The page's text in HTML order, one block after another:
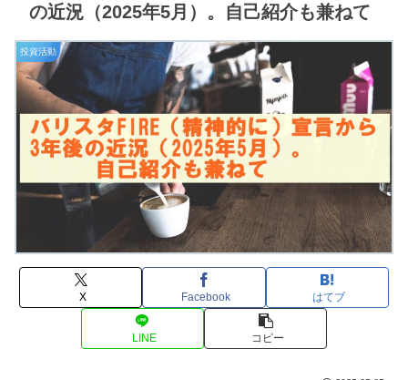
の近況（2025年5月）。自己紹介も兼ねて
投資活動
X Facebook はてブ
LINE コピー